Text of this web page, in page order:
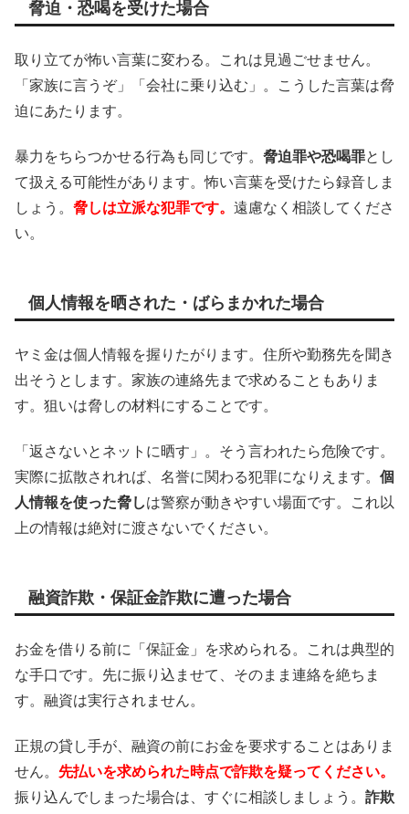
脅迫・恐喝を受けた場合
取り立てが怖い言葉に変わる。これは見過ごせません。
「家族に言うぞ」「会社に乗り込む」。こうした言葉は脅
迫にあたります。
暴力をちらつかせる行為も同じです。 脅迫罪や恐喝罪とし
て扱える可能性があります。怖い言葉を受けたら録音しま
しょう。 脅しは立派な犯罪です。 遠慮なく相談してくださ
い。
個人情報を晒された・ばらまかれた場合
ヤミ金は個人情報を握りたがります。住所や勤務先を聞き
出そうとします。家族の連絡先まで求めることもありま
す。狙いは脅しの材料にすることです。
「返さないとネットに晒す」。そう言われたら危険です。
実際に拡散されれば、名誉に関わる犯罪になりえます。 個
人情報を使った脅しは警察が動きやすい場面です。これ以
上の情報は絶対に渡さないでください。
融資詐欺・保証金詐欺に遭った場合
お金を借りる前に「保証金」を求められる。これは典型的
な手口です。先に振り込ませて、そのまま連絡を絶ちま
す。融資は実行されません。
正規の貸し手が、融資の前にお金を要求することはありま
せん。 先払いを求められた時点で詐欺を疑ってください。
振り込んでしまった場合は、すぐに相談しましょう。 詐欺